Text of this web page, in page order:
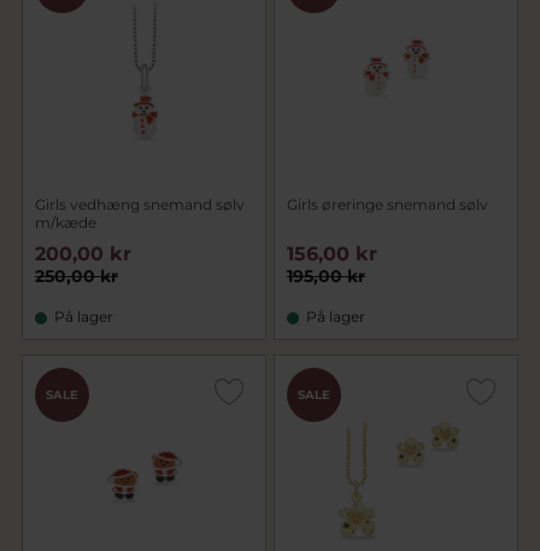
Girls vedhæng snemand sølv
m/kæde
250,00 kr
200,00 kr
På lager
Girls øreringe snemand sølv
195,00 kr
156,00 kr
På lager
SALE SALE